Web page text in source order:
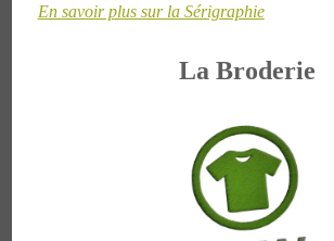
En savoir plus sur la Sérigraphie
La Broderie